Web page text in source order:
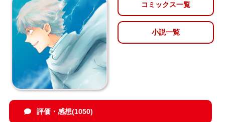
コミックス一覧
小説一覧
評価・感想(1050)